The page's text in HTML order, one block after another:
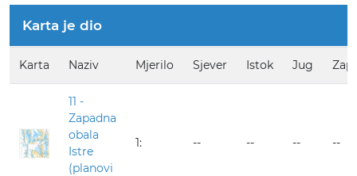
Karta je dio
Karta Naziv Mjerilo Sjever Istok Jug
11 -
Zapadna
obala
Istre
(planovi
1: -- -- -- --